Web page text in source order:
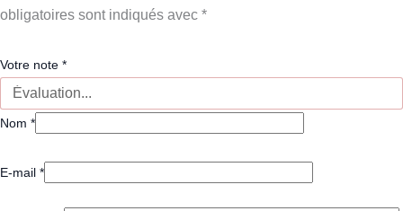
obligatoires sont indiqués avec *
Votre note *
Nom *
E-mail *